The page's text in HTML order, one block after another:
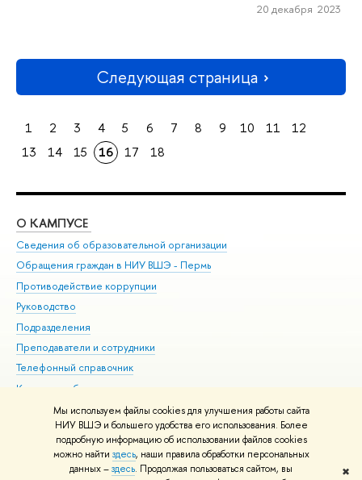
Мы используем файлы cookies для улучшения работы сайта
НИУ ВШЭ и большего удобства его использования. Более
подробную информацию об использовании файлов cookies
можно найти здесь, наши правила обработки персональных
данных –здесь. Продолжая пользоваться сайтом, вы
✖
20 декабря 2023
Следующая страница
1 2 3 4 5 6 7 8 9 10 11
12
13
14 15 16 17 18
О КАМПУСЕ
Сведения об образовательной организации
Обращения граждан в НИУ ВШЭ - Пермь
Противодействие коррупции
Руководство
Подразделения
Преподаватели и сотрудники
Телефонный справочник
Корпуса и общежития
ВШЭ для студентов с ограниченными возможностями
здоровья и инвалидностью
Единая платежная страница